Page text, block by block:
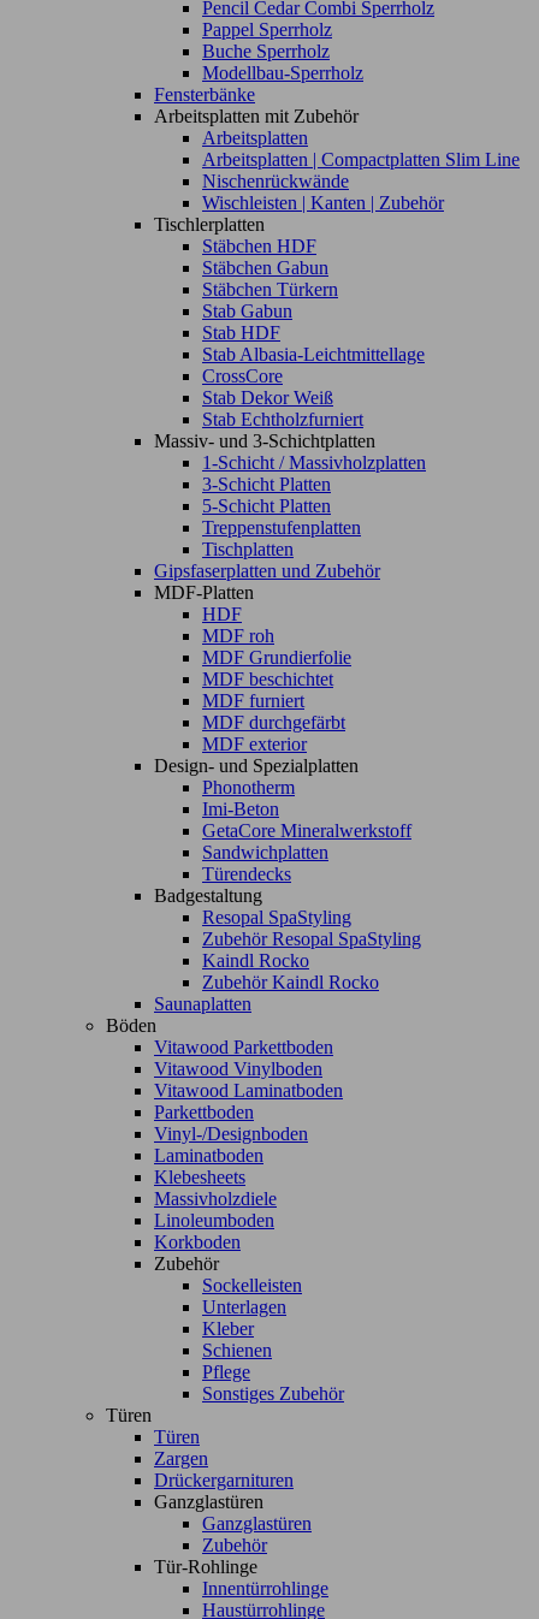
Pencil Cedar Combi Sperrholz
Pappel Sperrholz
Buche Sperrholz
Modellbau-Sperrholz
Fensterbänke
Arbeitsplatten mit Zubehör
Arbeitsplatten
Arbeitsplatten | Compactplatten Slim Line
Nischenrückwände
Wischleisten | Kanten | Zubehör
Tischlerplatten
Stäbchen HDF
Stäbchen Gabun
Stäbchen Türkern
Stab Gabun
Stab HDF
Stab Albasia-Leichtmittellage
CrossCore
Stab Dekor Weiß
Stab Echtholzfurniert
Massiv- und 3-Schichtplatten
1-Schicht / Massivholzplatten
3-Schicht Platten
5-Schicht Platten
Treppenstufenplatten
Tischplatten
Gipsfaserplatten und Zubehör
MDF-Platten
HDF
MDF roh
MDF Grundierfolie
MDF beschichtet
MDF furniert
MDF durchgefärbt
MDF exterior
Design- und Spezialplatten
Phonotherm
Imi-Beton
GetaCore Mineralwerkstoff
Sandwichplatten
Türendecks
Badgestaltung
Resopal SpaStyling
Zubehör Resopal SpaStyling
Kaindl Rocko
Zubehör Kaindl Rocko
Saunaplatten
Böden
Vitawood Parkettboden
Vitawood Vinylboden
Vitawood Laminatboden
Parkettboden
Vinyl-/Designboden
Laminatboden
Klebesheets
Massivholzdiele
Linoleumboden
Korkboden
Zubehör
Sockelleisten
Unterlagen
Kleber
Schienen
Pflege
Sonstiges Zubehör
Türen
Türen
Zargen
Drückergarnituren
Ganzglastüren
Ganzglastüren
Zubehör
Tür-Rohlinge
Innentürrohlinge
Haustürrohlinge